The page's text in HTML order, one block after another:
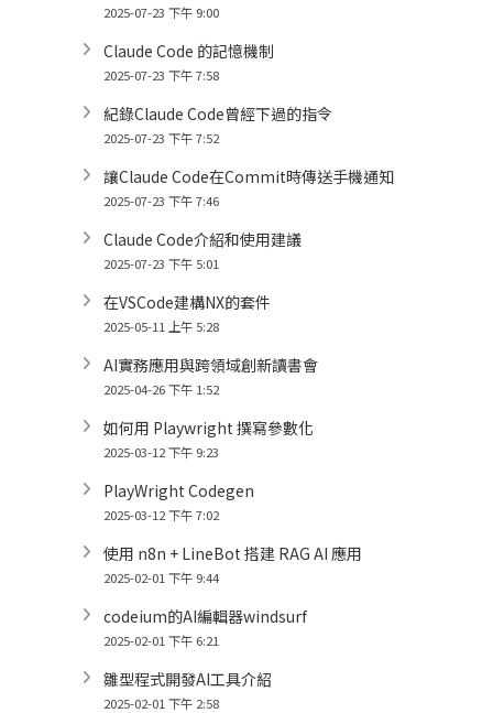
2025-07-23 下午 9:00
Claude Code 的記憶機制
2025-07-23 下午 7:58
紀錄Claude Code曾經下過的指令
2025-07-23 下午 7:52
讓Claude Code在Commit時傳送手機通知
2025-07-23 下午 7:46
Claude Code介紹和使用建議
2025-07-23 下午 5:01
在VSCode建構NX的套件
2025-05-11 上午 5:28
AI實務應用與跨領域創新讀書會
2025-04-26 下午 1:52
如何用 Playwright 撰寫參數化
2025-03-12 下午 9:23
PlayWright Codegen
2025-03-12 下午 7:02
使用 n8n + LineBot 搭建 RAG AI 應用
2025-02-01 下午 9:44
codeium的AI編輯器windsurf
2025-02-01 下午 6:21
雛型程式開發AI工具介紹
2025-02-01 下午 2:58